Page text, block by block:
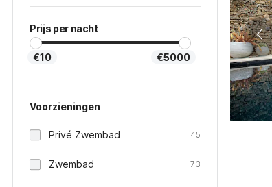
Prijs per nacht
€10 €5000
Voorzieningen
Privé Zwembad 45
Zwembad 73